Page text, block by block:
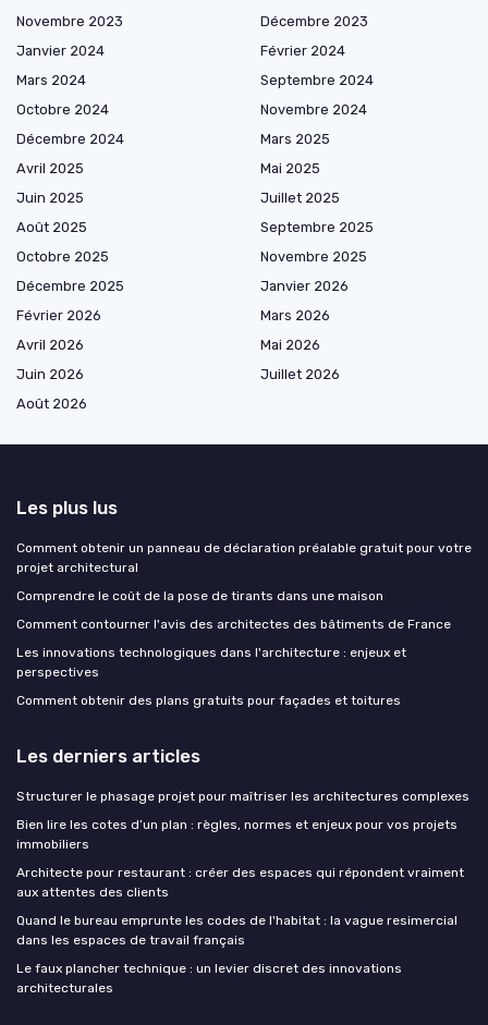
Novembre 2023
Décembre 2023
Janvier 2024
Février 2024
Mars 2024
Septembre 2024
Octobre 2024
Novembre 2024
Décembre 2024
Mars 2025
Avril 2025
Mai 2025
Juin 2025
Juillet 2025
Août 2025
Septembre 2025
Octobre 2025
Novembre 2025
Décembre 2025
Janvier 2026
Février 2026
Mars 2026
Avril 2026
Mai 2026
Juin 2026
Juillet 2026
Août 2026
Les plus lus
Comment obtenir un panneau de déclaration préalable gratuit pour votre
projet architectural
Comprendre le coût de la pose de tirants dans une maison
Comment contourner l'avis des architectes des bâtiments de France
Les innovations technologiques dans l'architecture : enjeux et
perspectives
Comment obtenir des plans gratuits pour façades et toitures
Les derniers articles
Structurer le phasage projet pour maîtriser les architectures complexes
Bien lire les cotes d’un plan : règles, normes et enjeux pour vos projets
immobiliers
Architecte pour restaurant : créer des espaces qui répondent vraiment
aux attentes des clients
Quand le bureau emprunte les codes de l'habitat : la vague resimercial
dans les espaces de travail français
Le faux plancher technique : un levier discret des innovations
architecturales